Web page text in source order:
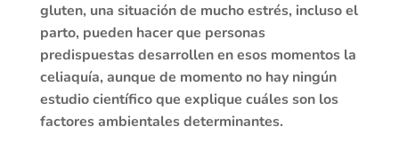
gluten, una situación de mucho estrés, incluso el
parto, pueden hacer que personas
predispuestas desarrollen en esos momentos la
celiaquía, aunque de momento no hay ningún
estudio científico que explique cuáles son los
factores ambientales determinantes.